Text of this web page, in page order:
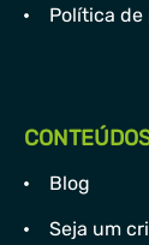
Política
Blog
Seja um